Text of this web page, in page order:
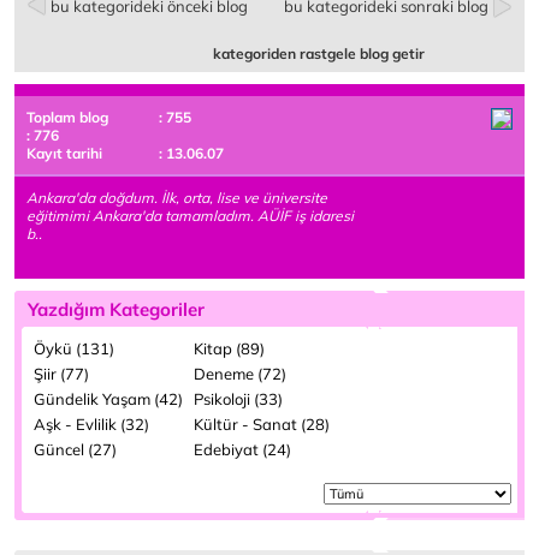
bu kategorideki önceki blog bu kategorideki sonraki blog
kategoriden rastgele blog getir
Toplam blog
: 755
: 776
Kayıt tarihi
: 13.06.07
Ankara'da doğdum. İlk, orta, lise ve üniversite
eğitimimi Ankara'da tamamladım. AÜİF iş idaresi
b..
Yazdığım Kategoriler
Öykü (131)
Kitap (89)
Şiir (77)
Deneme (72)
Gündelik Yaşam (42)
Psikoloji (33)
Aşk - Evlilik (32)
Kültür - Sanat (28)
Güncel (27)
Edebiyat (24)